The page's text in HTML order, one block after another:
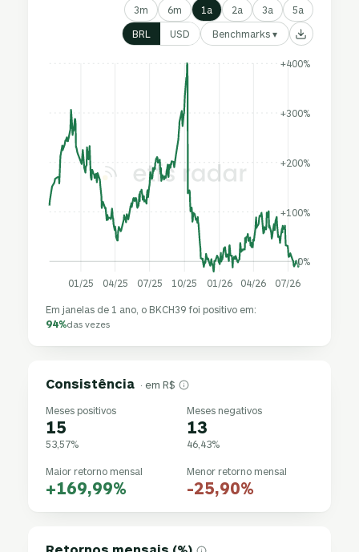
3m 6m 1a 2a 3a 5a
BRL USD Benchmarks ▾
0%
+100%
+200%
+300%
+400%
01/25 04/25 07/25 10/25 01/26 04/26 07/26
Em janelas de 1 ano, o BKCH39 foi positivo em:
94%das vezes
Consistência · em R$
Meses positivos
15
53,57%
Meses negativos
13
46,43%
Maior retorno mensal
+169,99%
Menor retorno mensal
-25,90%